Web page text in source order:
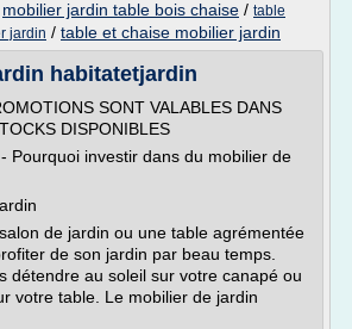
mobilier jardin table bois chaise / table
jardin / table et chaise mobilier jardin
habitatetjardin
SONT VALABLES DANS
DISPONIBLES
Pourquoi investir dans du mobilier de
de jardin ou une table agrémentée
de son jardin par beau temps.
détendre au soleil sur votre canapé ou
votre table. Le mobilier de jardin